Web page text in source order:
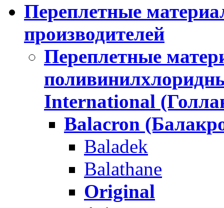
Переплетные
производителей
Переплетные
International
Balacron
Baladek
Balathane
Original